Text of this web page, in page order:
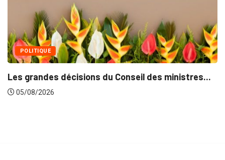
POLITIQUE
Les grandes décisions du Conseil des ministres...
05/08/2026